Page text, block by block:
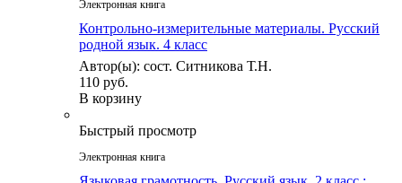
Электронная книга
Контрольно-измерительные материалы. Русский
родной язык. 4 класс
Автор(ы): сост. Ситникова Т.Н.
110 руб.
В корзину
Быстрый просмотр
Электронная книга